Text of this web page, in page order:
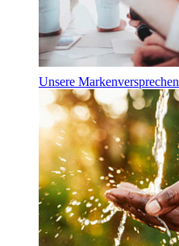
Unsere Markenversprechen